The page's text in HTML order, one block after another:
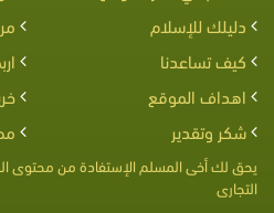
دليلك للإسلام
كيف تساعدنا
اهداف الموقع
شكر وتقدير
يحق لك أخى المسلم الإستفادة من محتوى
التجارى